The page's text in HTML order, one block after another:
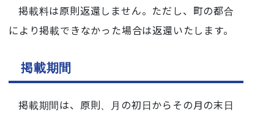
掲載料は原則返還しません。ただし、町の都合
により掲載できなかった場合は返還いたします。
掲載期間
掲載期間は、原則、月の初日からその月の末日